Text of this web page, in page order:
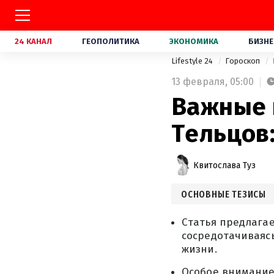
24 КАНАЛ ГЕОПОЛИТИКА ЭКОНОМИКА
Lifestyle 24 Гороскоп
13 февраля, 05:00
Важные
Квитослава Туз
ОСНОВНЫЕ ТЕЗИСЫ
Статья
жизни.